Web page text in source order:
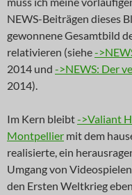
NEWS-Beiträgen dieses
gewonnene Gesamtbild
relativieren (siehe-
2014 und ->NEWS: Der
2014).
Im Kern bleibt->Valiant
Montpellier mit dem
realisierte, ein
Umgang von
den Ersten Weltkrieg